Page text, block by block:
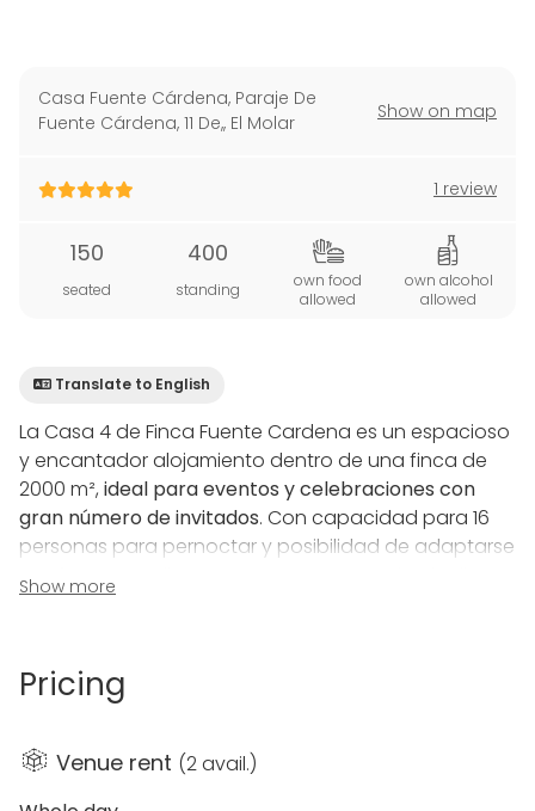
Casa Fuente Cárdena, Paraje De
Fuente Cárdena, 11 De,, El Molar
Show on map
1 review
150
seated
400
standing
own food
allowed
own alcohol
allowed
Translate to English
La Casa 4 de Finca Fuente Cardena es un espacioso
y encantador alojamiento dentro de una finca de
2000 m², ideal para eventos y celebraciones con
gran número de invitados. Con capacidad para 16
personas para pernoctar y posibilidad de adaptarse
a más para realizar eventos, esta casa de alquiler
completo está totalmente amueblada y equipada,
El exterior de la casa ofrece un amplio terreno con
spa
, aromaterapia y cromaterapia. También cuenta
con dardos, hamacas, balancín, y
techadasde gran formato, una de ellas argentina.
Show more
Pricing
Venue rent (2 avail.)